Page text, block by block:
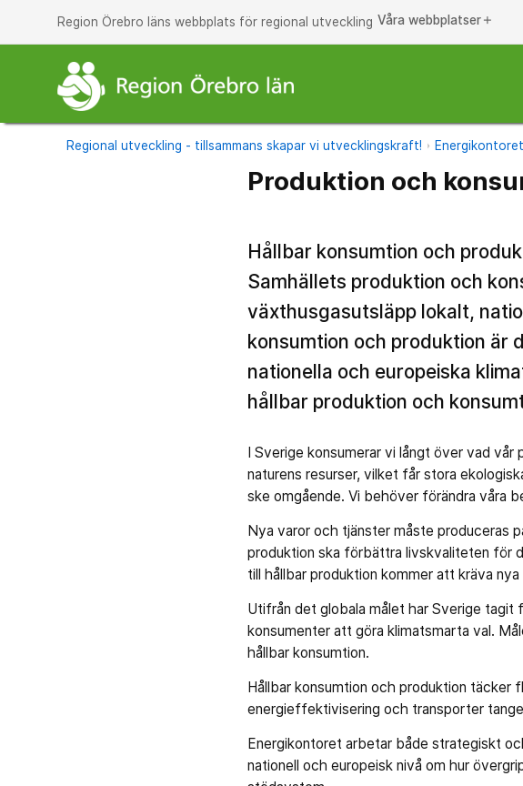
Region Örebro läns webbplats för regional utveckling Våra webbplatser add
Regional utveckling - tillsammans skapar vi utvecklingskraft! Energikontoret
Produktion och
Hållbar konsumtion och
Samhällets produktion och
växthusgasutsläpp lokalt,
konsumtion och produktion är
nationella och europeiska
hållbar produktion och
I Sverige konsumerar vi långt över vad
naturens resurser, vilket får stora
ske omgående. Vi behöver förändra våra
Nya varor och tjänster måste produceras
produktion ska förbättra livskvaliteten för
till hållbar produktion kommer att kräva
Utifrån det globala målet har Sverige tagit
konsumenter att göra klimatsmarta val.
hållbar konsumtion.
Hållbar konsumtion och produktion täcker
energieffektivisering och transporter
Energikontoret arbetar både strategiskt
nationell och europeisk nivå om hur